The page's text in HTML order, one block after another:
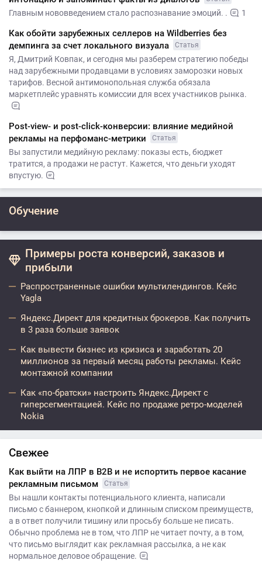
Главным нововведением стало распознавание эмоций. . 1
Как обойти зарубежных селлеров на Wildberries без
демпинга за счет локального визуала
Статья
Я, Дмитрий Ковпак, и сегодня мы разберем стратегию победы
над зарубежными продавцами в условиях заморозки новых
тарифов. Весной антимонопольная служба обязала
маркетплейс уравнять комиссии для всех участников рынка.
Post-view- и post-click-конверсии: влияние медийной
рекламы на перфоманс-метрики
Статья
Вы запустили медийную рекламу: показы есть, бюджет
тратится, а продажи не растут. Кажется, что деньги уходят
впустую.
Обучение
Примеры роста конверсий, заказов и
прибыли
Распространенные ошибки мультилендингов. Кейс
Yagla
Яндекс.Директ для кредитных брокеров. Как получить
в 3 раза больше заявок
Как вывести бизнес из кризиса и заработать 20
миллионов за первый месяц работы рекламы. Кейс
монтажной компании
Как «по-братски» настроить Яндекс.Директ с
гиперсегментацией. Кейс по продаже ретро-моделей
Nokia
Свежее
Как выйти на ЛПР в B2B и не испортить первое касание
рекламным письмом
Статья
Вы нашли контакты потенциального клиента, написали
письмо с баннером, кнопкой и длинным списком преимуществ,
а в ответ получили тишину или просьбу больше не писать.
Обычно проблема не в том, что ЛПР не читает почту, а в том,
что письмо выглядит как рекламная рассылка, а не как
нормальное деловое обращение.